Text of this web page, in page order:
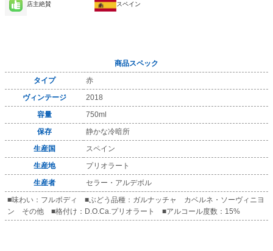
店主絶賛 スペイン
商品スペック
タイプ
赤
ヴィンテージ
2018
容量
750ml
保存
静かな冷暗所
生産国
スペイン
生産地
プリオラート
生産者
セラー・アルデボル
■味わい：フルボディ ■ぶどう品種：ガルナッチャ カベルネ・ソーヴィニヨ
ン その他 ■格付け：D.O.Ca.プリオラート ■アルコール度数：15%